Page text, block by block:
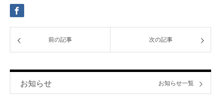
前の記事 次の記事
お知らせ お知らせ一覧